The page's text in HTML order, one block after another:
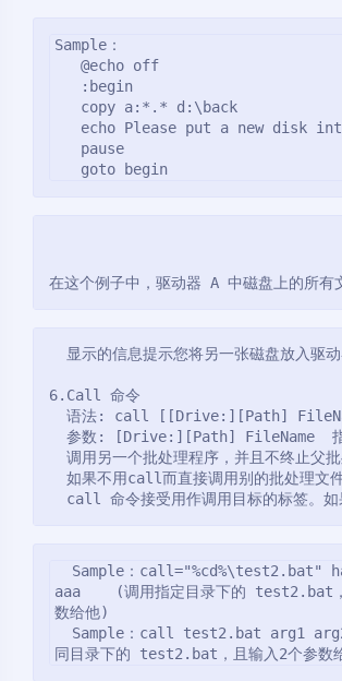
Sample：
   goto begin
在这个例子中，驱动器 A 中磁盘上的所
显示的信息提示您将另一张磁盘放入驱
6.Call 命令
语法: call [[Drive:][Path]
参数: [Drive:][Path] FileName
调用另一个批处理程序，并且不终止父批
如果不用call而直接调用别的批处理文
call 命令接受用作调用目标的标签。
aaa    (调用指定目录下的 test2.bat，
数给他)
同目录下的 test2.bat，且输入2个参数